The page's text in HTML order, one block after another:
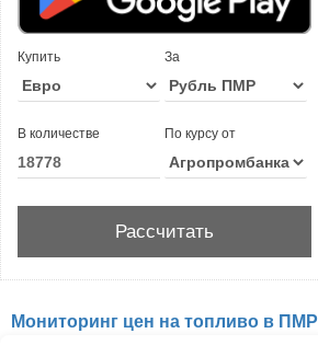
Купить За
В количестве По курсу от
Мониторинг цен на топливо в ПМР